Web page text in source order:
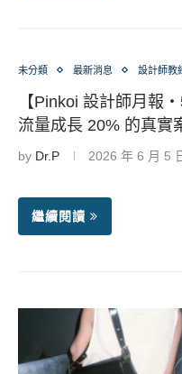
未分類 最新消息 設計師教
【Pinkoi 設計師月報
流量成長 20% 的真實
by Dr.P 2026 年 6 月 5
繼續閱讀